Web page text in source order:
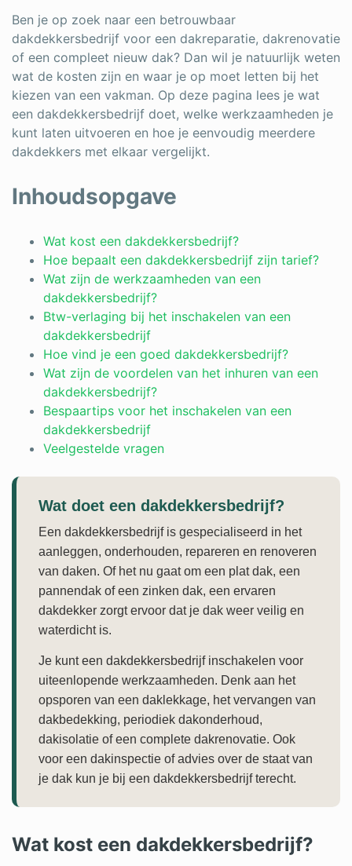
Ben je op zoek naar een betrouwbaar
dakdekkersbedrijf voor een dakreparatie, dakrenovatie
of een compleet nieuw dak? Dan wil je natuurlijk weten
wat de kosten zijn en waar je op moet letten bij het
kiezen van een vakman. Op deze pagina lees je wat
een dakdekkersbedrijf doet, welke werkzaamheden je
kunt laten uitvoeren en hoe je eenvoudig meerdere
dakdekkers met elkaar vergelijkt.
Inhoudsopgave
Wat kost een dakdekkersbedrijf?
Hoe bepaalt een dakdekkersbedrijf zijn tarief?
Wat zijn de werkzaamheden van een
dakdekkersbedrijf?
Btw-verlaging bij het inschakelen van een
dakdekkersbedrijf
Hoe vind je een goed dakdekkersbedrijf?
Wat zijn de voordelen van het inhuren van een
dakdekkersbedrijf?
Bespaartips voor het inschakelen van een
dakdekkersbedrijf
Veelgestelde vragen
Wat doet een dakdekkersbedrijf?
Een dakdekkersbedrijf is gespecialiseerd in het
aanleggen, onderhouden, repareren en renoveren
van daken. Of het nu gaat om een plat dak, een
pannendak of een zinken dak, een ervaren
dakdekker zorgt ervoor dat je dak weer veilig en
waterdicht is.
Je kunt een dakdekkersbedrijf inschakelen voor
uiteenlopende werkzaamheden. Denk aan het
opsporen van een daklekkage, het vervangen van
dakbedekking, periodiek dakonderhoud,
dakisolatie of een complete dakrenovatie. Ook
voor een dakinspectie of advies over de staat van
je dak kun je bij een dakdekkersbedrijf terecht.
Wat kost een dakdekkersbedrijf?